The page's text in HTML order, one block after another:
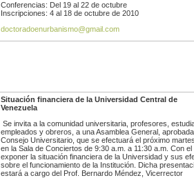
Conferencias: Del 19 al 22 de octubre
Inscripciones: 4 al 18 de octubre de 2010
doctoradoenurbanismo@gmail.com
Situación financiera de la Universidad Central de
Venezuela
Se invita a la comunidad universitaria, profesores,
empleados y obreros, a una Asamblea General,
Consejo Universitario, que se efectuará el próximo
en la Sala de Conciertos de 9:30 a.m. a 11:30 a.m. Con el
exponer la situación financiera de la Universidad y sus
sobre el funcionamiento de la Institución. Dicha
estará a cargo del Prof. Bernardo Méndez, Vicerrector